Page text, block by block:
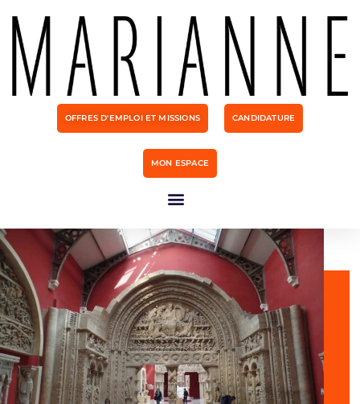
OFFRES D'EMPLOI ET MISSIONS CANDIDATURE
MON ESPACE